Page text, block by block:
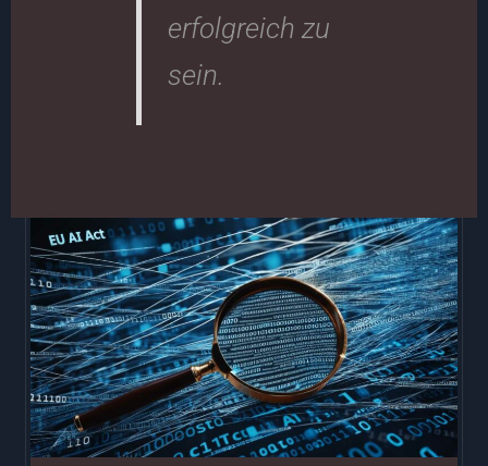
erfolgreich zu
sein.
EU-
KI-
Gesetz
ENTHÜLLT
–
Versteckte
Kosten